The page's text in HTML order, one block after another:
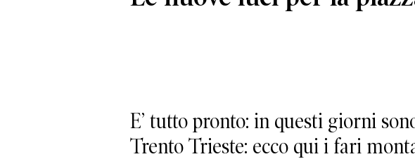
E’ tutto pronto: in questi giorni
Trento Trieste: ecco qui i fari